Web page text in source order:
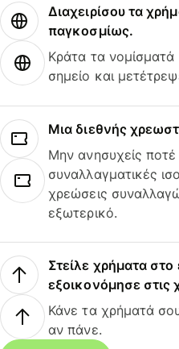
Διαχειρίσου τα
παγκοσμίως.
Κράτα τα
σημείο και
Μια διεθνής
Μην ανησυχείς ποτέ
συναλλαγματικές
χρεώσεις
εξωτερικό.
Στείλε χρήματα στο
εξοικονόμησε στις
Κάνε τα χρήματά
αν πάνε.